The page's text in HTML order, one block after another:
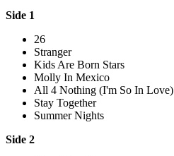
Side 1
26
Stranger
Kids Are Born Stars
Molly In Mexico
All 4 Nothing (I'm So In Love)
Stay Together
Summer Nights
Side 2